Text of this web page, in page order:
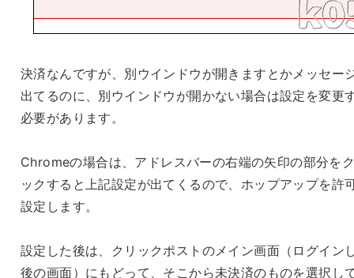
決済なんですが、別ウインドウが開きますとかメッセー
出てるのに、別ウインドウが開かない場合は設定を変更
必要があります。
Chromeの場合は、アドレスバーの右端の矢印の部分を
ックすると上記設定が出てくるので、ホップアップを許
設定します。
設定した後は、クリックポストのメイン画面（ログイン
後の画面）にもどって、そこから未決済のものを選択し